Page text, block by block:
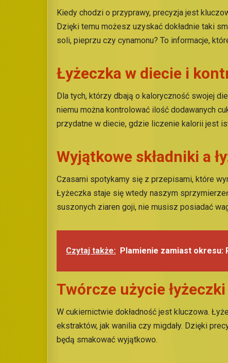
Kiedy chodzi o przyprawy, precyzja jest
Dzięki temu możesz uzyskać dokładnie taki
soli, pieprzu czy cynamonu? To informacje,
Łyżeczka w diecie i
Dla tych, którzy dbają o kaloryczność swojej
niemu można kontrolować ilość dodawanych
przydatne w diecie, gdzie liczenie kalorii jest
Wyjątkowe składniki a
Czasami spotykamy się z przepisami, które
Łyżeczka staje się wtedy naszym
suszonych ziaren goji, nie musisz posiadać
Czytaj także: Plamienie zamiast okresu:
Twórcze użycie
W cukiernictwie dokładność jest kluczowa.
ekstraktów, jak wanilia czy migdały. Dzięki
będą smakować wyjątkowo.